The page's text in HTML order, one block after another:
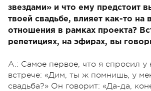
звездами» и что ему предстоит
твоей свадьбе, влияет как-то на
отношения в рамках проекта?
репетициях, на эфирах, вы
А.: Самое первое, что я спросил у
встрече: «Дим, ты ж помнишь, у
свадьба?» Он говорит: «Да-да,